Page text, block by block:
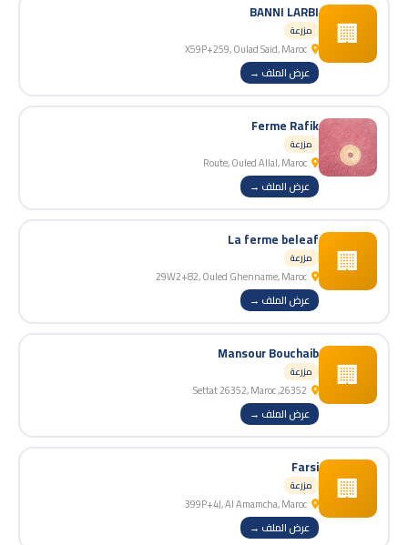
🏢
BANNI LARBI
مزرعة
عرض الملف →
Ferme Rafik
مزرعة
عرض الملف →
🏢
La ferme beleaf
مزرعة
عرض الملف →
🏢
Mansour Bouchaib
مزرعة
عرض الملف →
🏢
Farsi
مزرعة
عرض الملف →